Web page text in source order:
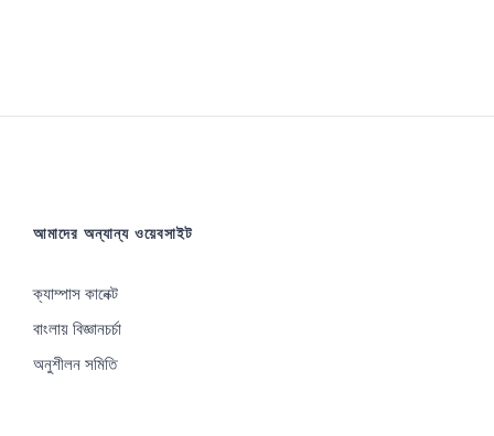
আমাদের অন্যান্য ওয়েবসাইট
ক্যাম্পাস কানেক্ট
বাংলায় বিজ্ঞানচর্চা
অনুশীলন সমিতি